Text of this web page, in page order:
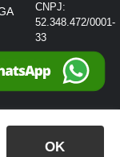
0001-
CNPJ:
52.348.472/0001-
33
Jump World